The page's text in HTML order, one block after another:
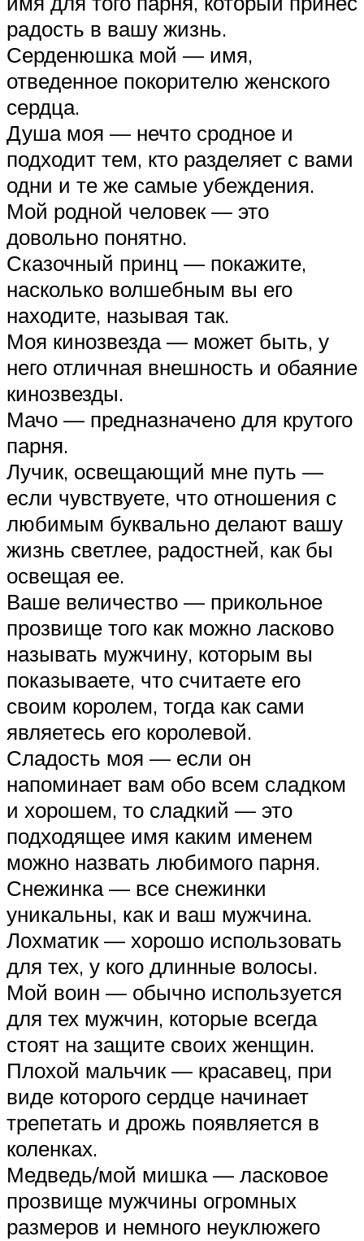
радость в вашу жизнь.
Серденюшка мой — имя,
отведенное покорителю женского
сердца.
Душа моя — нечто сродное и
подходит тем, кто разделяет с вами
одни и те же самые убеждения.
Мой родной человек — это
довольно понятно.
Сказочный принц — покажите,
насколько волшебным вы его
находите, называя так.
Моя кинозвезда — может быть, у
него отличная внешность и обаяние
кинозвезды.
Мачо — предназначено для крутого
парня.
Лучик, освещающий мне путь —
если чувствуете, что отношения с
любимым буквально делают вашу
жизнь светлее, радостней, как бы
освещая ее.
Ваше величество — прикольное
прозвище того как можно ласково
называть мужчину, которым вы
показываете, что считаете его
своим королем, тогда как сами
являетесь его королевой.
Сладость моя — если он
напоминает вам обо всем сладком
и хорошем, то сладкий — это
подходящее имя каким именем
можно назвать любимого парня.
Снежинка — все снежинки
уникальны, как и ваш мужчина.
Лохматик — хорошо использовать
для тех, у кого длинные волосы.
Мой воин — обычно используется
для тех мужчин, которые всегда
стоят на защите своих женщин.
Плохой мальчик — красавец, при
виде которого сердце начинает
трепетать и дрожь появляется в
коленках.
Медведь/мой мишка — ласковое
прозвище мужчины огромных
размеров и немного неуклюжего